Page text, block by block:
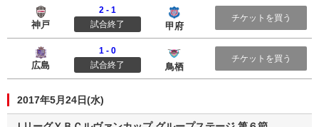
ヴィッセル神戸
神戸
2 - 1
試合終了
甲府
チケットを買う
サンフレッチェ広島
広島
1 - 0
試合終了
鳥栖
チケットを買う
2017年5月24日(水)